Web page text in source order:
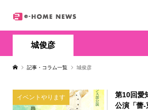
城俊彦
記事・コラム一覧 城俊彦
イベントやります
第10回愛
公演「蕾-